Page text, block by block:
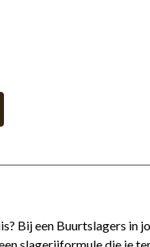
Bij een Buurtslagers in